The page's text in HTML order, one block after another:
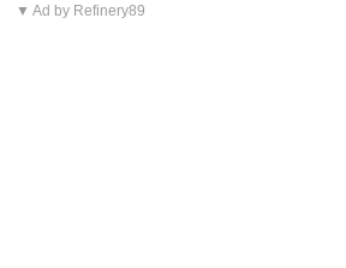
▼ Ad by Refinery89